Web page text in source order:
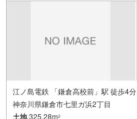
江ノ島電鉄 「鎌倉高校前」駅 徒歩4分
神奈川県鎌倉市七里ガ浜2丁目
土地325.28m2